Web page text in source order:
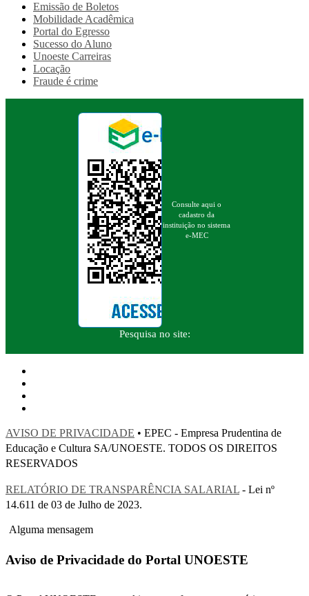
Emissão de Boletos
Mobilidade Acadêmica
Portal do Egresso
Sucesso do Aluno
Unoeste Carreiras
Locação
Fraude é crime
Consulte aqui o
cadastro da
instituição no sistema
e-MEC
Pesquisa no site:
AVISO DE PRIVACIDADE • EPEC - Empresa Prudentina de
Educação e Cultura SA/UNOESTE. TODOS OS DIREITOS
RESERVADOS
RELATÓRIO DE TRANSPARÊNCIA SALARIAL - Lei nº
14.611 de 03 de Julho de 2023.
Alguma mensagem
Aviso de Privacidade do Portal UNOESTE